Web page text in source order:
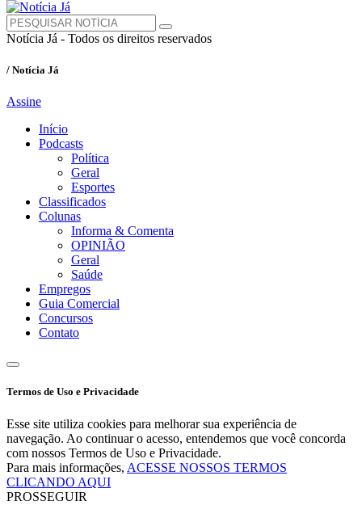
Notícia Já - Todos os direitos reservados
/ Notícia Já
Assine
Início
Podcasts
Política
Geral
Esportes
Classificados
Colunas
Informa & Comenta
OPINIÃO
Geral
Saúde
Empregos
Guia Comercial
Concursos
Contato
Termos de Uso e Privacidade
Esse site utiliza cookies para melhorar sua experiência de
navegação. Ao continuar o acesso, entendemos que você concorda
com nossos Termos de Uso e Privacidade.
Para mais informações, ACESSE NOSSOS TERMOS
CLICANDO AQUI
PROSSEGUIR